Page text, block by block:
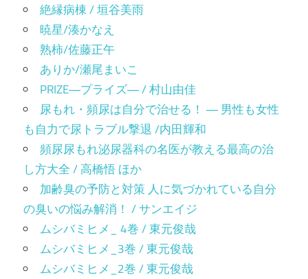
絶縁病棟 / 垣谷美雨
暁星/湊かなえ
熟柿/佐藤正午
ありか/瀬尾まいこ
PRIZE―プライズ― / 村山由佳
尿もれ・頻尿は自分で治せる！ ― 男性も女性
も自力で尿トラブル撃退 /内田輝和
頻尿尿もれ泌尿器科の名医が教える最高の治
し方大全 / 高橋悟 ほか
加齢臭の予防と対策 人に気づかれている自分
の臭いの悩み解消！ / サンエイジ
ムシバミヒメ_ 4巻 / 東元俊哉
ムシバミヒメ_3巻 / 東元俊哉
ムシバミヒメ_2巻 / 東元俊哉